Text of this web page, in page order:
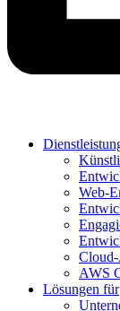
Web-
AWS
Lösungen für